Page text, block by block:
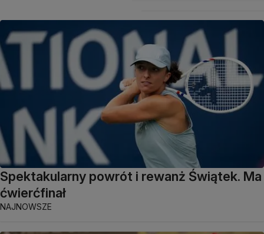
Spektakularny powrót i rewanż Świątek. Ma
ćwierćfinał
NAJNOWSZE